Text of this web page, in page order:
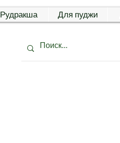
Рудракша Для пуджи